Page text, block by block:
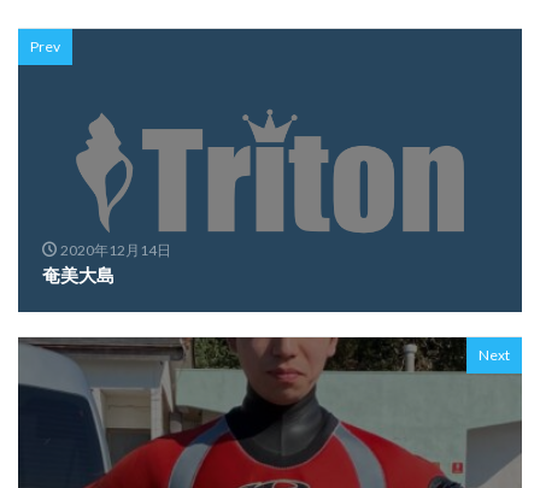
Prev
2020年12月14日
奄美大島
Next